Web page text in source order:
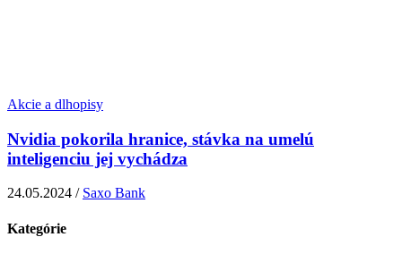
Akcie a dlhopisy
Nvidia pokorila hranice, stávka na umelú
inteligenciu jej vychádza
24.05.2024 / Saxo Bank
Kategórie